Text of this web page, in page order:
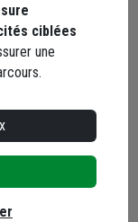
ciblées
une